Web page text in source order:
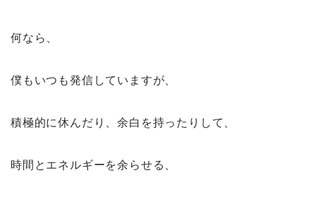
何なら、
僕もいつも発信していますが、
積極的に休んだり、余白を持ったりして、
時間とエネルギーを余らせる、